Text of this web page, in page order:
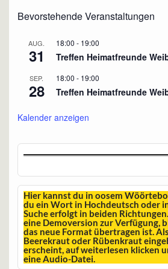
Bevorstehende Veranstaltungen
AUG.
31
18:00 - 19:00
Treffen Heimatfreunde
SEP.
28
18:00 - 19:00
Treffen Heimatfreunde
Kalender anzeigen
Hier kannst du in oosem
du ein Wort in Hochdeutsch oder
Suche erfolgt in beiden
eine Demoversion zur Verfügung,
das neue Format übertragen ist.
Beerekraut oder Rübenkraut
erscheint, auf weiterlesen klicken
eine Audio-Datei.